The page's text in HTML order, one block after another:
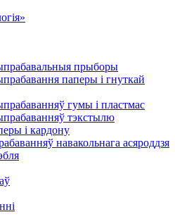
прыборы
паперы і гнуткай
гумы і пластмас
тэкстылю
і кардону
навакольнага асяроддзя